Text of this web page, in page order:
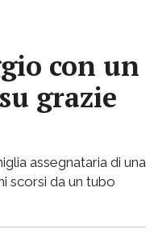
con un
grazie
assegnataria di una
scorsi da un tubo